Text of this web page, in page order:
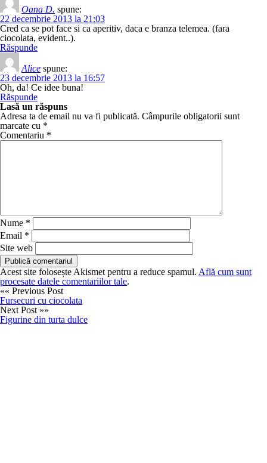
Oana D. spune:
22 decembrie 2013 la 21:03
Cred ca se pot face si ca aperitiv, daca e branza telemea. (fara
ciocolata, evident..).
Răspunde
Alice spune:
23 decembrie 2013 la 16:57
Oh, da! Ce idee buna!
Răspunde
Lasă un răspuns
Adresa ta de email nu va fi publicată. Câmpurile obligatorii sunt
marcate cu *
Comentariu *
Nume *
Email *
Site web
Acest site folosește Akismet pentru a reduce spamul. Află cum sunt
procesate datele comentariilor tale.
«« Previous Post
Fursecuri cu ciocolata
Next Post »»
Figurine din turta dulce